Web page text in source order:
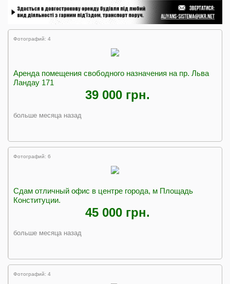
Фотографий: 4
Аренда помещения свободного назначения на пр. Льва
Ландау 171
39 000 грн.
больше месяца назад
Фотографий: 6
Cдам отличный офис в центре города, м Площадь
Конституции.
45 000 грн.
больше месяца назад
Фотографий: 4